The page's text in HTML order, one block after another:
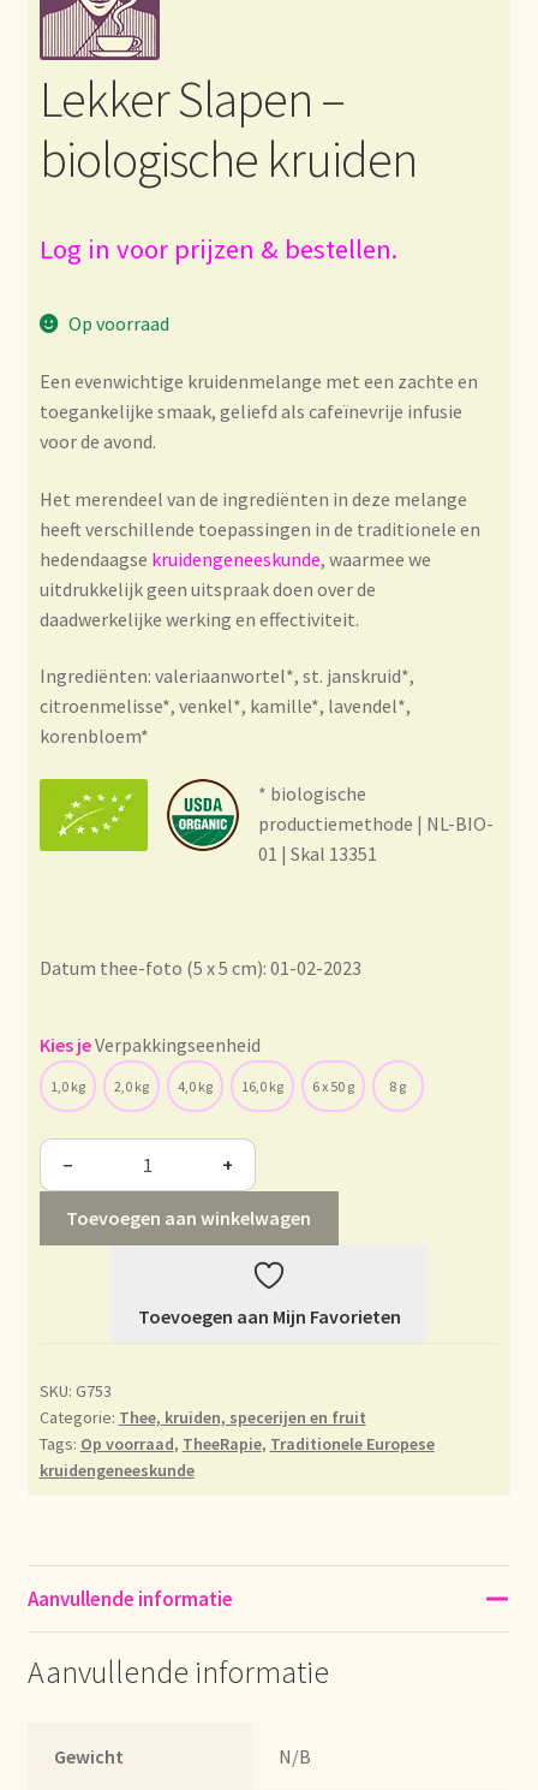
Bezahlung und Rabatte
Bienvenue dans notre commerce de gros de thé !
Bio-Zertifikate
Certificats biologiques
Condiciones generales
Conditions générales
Contact
Contact
Contact
Declaración de privacidad
Devoluciones y garantía
Envío y entrega
Expédition et livraison
Image de marque personnelle
Impressum
Imprint
Lagerangelegenheiten
Lekker Slapen –
biologische kruiden
Log in voor prijzen & bestellen.
Op voorraad
Een evenwichtige kruidenmelange met een zachte en
toegankelijke smaak, geliefd als cafeïnevrije infusie
voor de avond.
Het merendeel van de ingrediënten in deze melange
heeft verschillende toepassingen in de traditionele en
hedendaagse kruidengeneeskunde, waarmee we
uitdrukkelijk geen uitspraak doen over de
daadwerkelijke werking en effectiviteit.
Ingrediënten: valeriaanwortel*, st. janskruid*,
citroenmelisse*, venkel*, kamille*, lavendel*,
korenbloem*
* biologische
productiemethode | NL-BIO-
01 | Skal 13351
Datum thee-foto (5 x 5 cm): 01-02-2023
Verpakkingseenheid
1,0 kg 2,0 kg 4,0 kg 16,0 kg 6 x 50 g 8 g
− +
Toevoegen aan winkelwagen
Toevoegen aan Mijn Favorieten
SKU: G753
Categorie: Thee, kruiden, specerijen en fruit
Tags: Op voorraad, TheeRapie, Traditionele Europese
kruidengeneeskunde
Aanvullende informatie
Aanvullende informatie
Gewicht N/B